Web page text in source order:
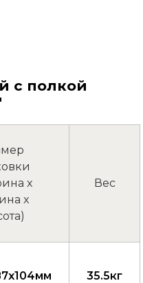
с полкой
x
x
Вес
35.5кг